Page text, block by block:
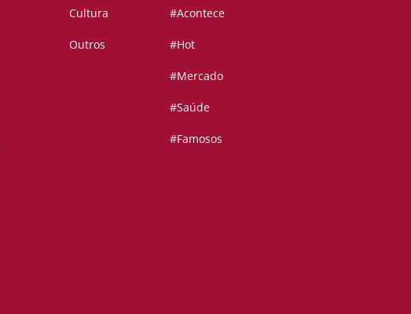
Cultura
Outros
#Acontece
#Hot
#Mercado
#Saúde
#Famosos